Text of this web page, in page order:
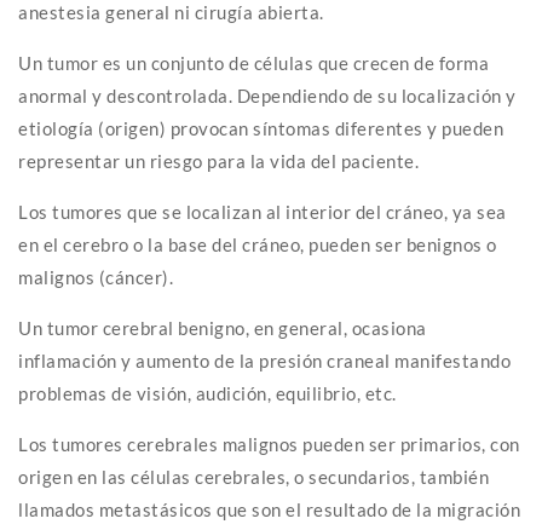
anestesia general ni cirugía abierta.
Un tumor es un conjunto de células que crecen de forma
anormal y descontrolada. Dependiendo de su localización y
etiología (origen) provocan síntomas diferentes y pueden
representar un riesgo para la vida del paciente.
Los tumores que se localizan al interior del cráneo, ya sea
en el cerebro o la base del cráneo, pueden ser benignos o
malignos (cáncer).
Un tumor cerebral benigno, en general, ocasiona
inflamación y aumento de la presión craneal manifestando
problemas de visión, audición, equilibrio, etc.
Los tumores cerebrales malignos pueden ser primarios, con
origen en las células cerebrales, o secundarios, también
llamados metastásicos que son el resultado de la migración